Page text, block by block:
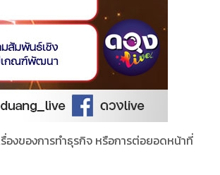
องของการทำธุรกิจ หรือการต่อยอดหน้าที่